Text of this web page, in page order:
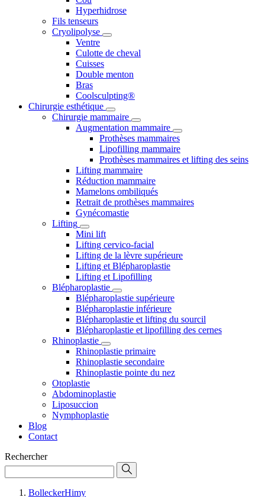
Hyperhidrose
Fils tenseurs
Cryolipolyse
Ventre
Culotte de cheval
Cuisses
Double menton
Bras
Coolsculpting®
Chirurgie esthétique
Chirurgie mammaire
Augmentation mammaire
Prothèses mammaires
Lipofilling mammaire
Prothèses mammaires et lifting des seins
Lifting mammaire
Réduction mammaire
Mamelons ombiliqués
Retrait de prothèses mammaires
Gynécomastie
Lifting
Mini lift
Lifting cervico-facial
Lifting de la lèvre supérieure
Lifting et Blépharoplastie
Lifting et Lipofilling
Blépharoplastie
Blépharoplastie supérieure
Blépharoplastie inférieure
Blépharoplastie et lifting du sourcil
Blépharoplastie et lipofilling des cernes
Rhinoplastie
Rhinoplastie primaire
Rhinoplastie secondaire
Rhinoplastie pointe du nez
Otoplastie
Abdominoplastie
Liposuccion
Nymphoplastie
Blog
Contact
Rechercher
BolleckerHimy